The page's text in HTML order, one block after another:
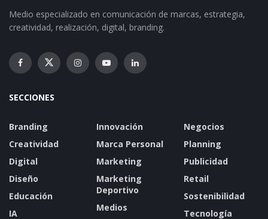
Medio especializado en comunicación de marcas, estrategia,
creatividad, realización, digital, branding.
SECCIONES
Branding
Creatividad
Digital
Diseño
Educación
IA
Innovación
Marca Personal
Marketing
Marketing
Deportivo
Medios
Negocios
Planning
Publicidad
Retail
Sostenibilidad
Tecnología